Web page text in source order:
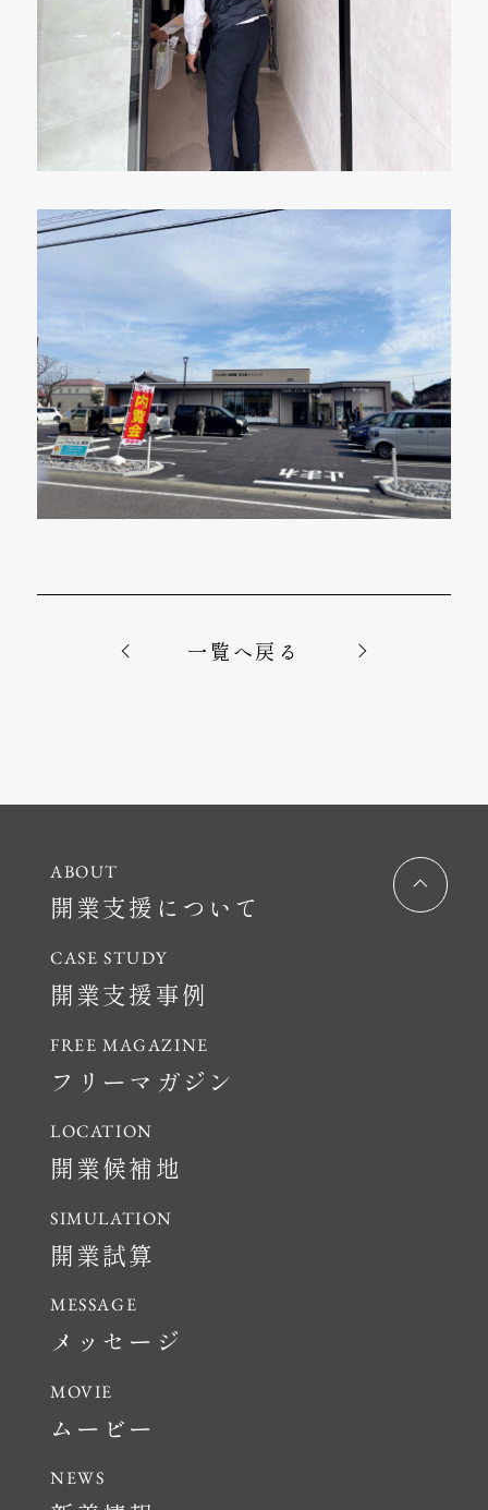
一覧へ戻る
開業支援について
開業支援事例
フリーマガジン
開業候補地
開業試算
メッセージ
ムービー